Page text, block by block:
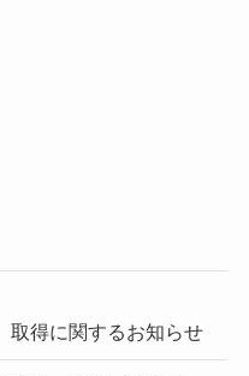
得に関するお知らせ